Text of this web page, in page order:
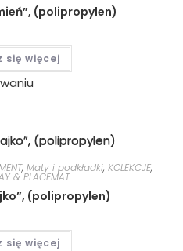
(polipropylen)
się więcej
, Maty i podkładki, KOLEKCJE,
& PLACEMAT
(polipropylen)
się więcej